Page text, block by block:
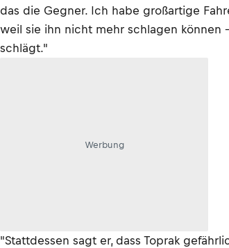
das die Gegner. Ich habe großartige
weil sie ihn nicht mehr schlagen können
schlägt."
Werbung
"Stattdessen sagt er, dass Toprak